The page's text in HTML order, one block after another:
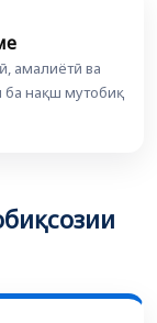
амалиётӣ ва
нақш мутобиқ